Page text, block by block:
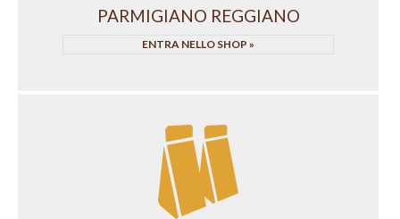
PARMIGIANO REGGIANO
ENTRA NELLO SHOP